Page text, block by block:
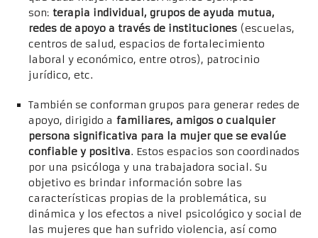
son: terapia individual, grupos de ayuda mutua,
redes de apoyo a través de instituciones (escuelas,
centros de salud, espacios de fortalecimiento
laboral y económico, entre otros), patrocinio
jurídico, etc.
También se conforman grupos para generar redes de
apoyo, dirigido a familiares, amigos o cualquier
persona significativa para la mujer que se evalúe
confiable y positiva. Estos espacios son coordinados
por una psicóloga y una trabajadora social. Su
objetivo es brindar información sobre las
características propias de la problemática, su
dinámica y los efectos a nivel psicológico y social de
las mujeres que han sufrido violencia, así como